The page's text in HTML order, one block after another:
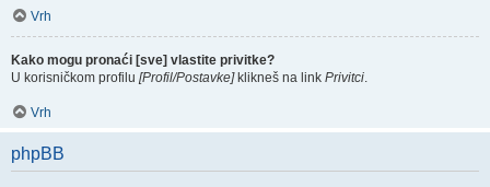
Vrh
Kako mogu pronaći [sve] vlastite privitke?
U korisničkom profilu [Profil/Postavke]klikneš na link Privitci.
Vrh
phpBB